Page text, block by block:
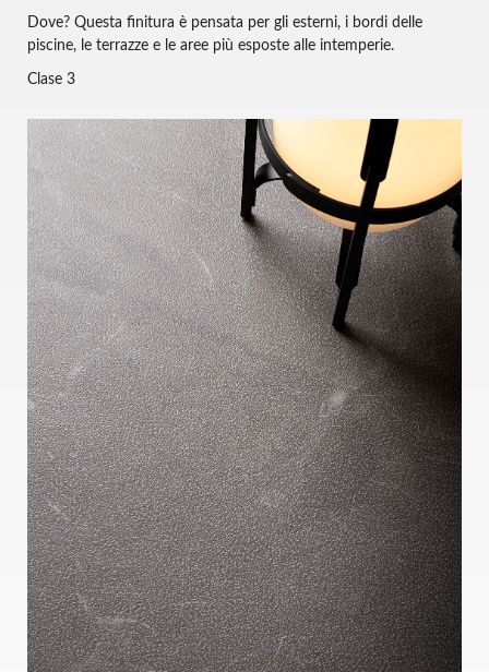
Dove? Questa finitura è pensata per gli esterni, i bordi delle
piscine, le terrazze e le aree più esposte alle intemperie.
Clase 3